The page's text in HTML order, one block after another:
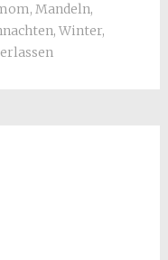
, Mandeln,
, Winter,